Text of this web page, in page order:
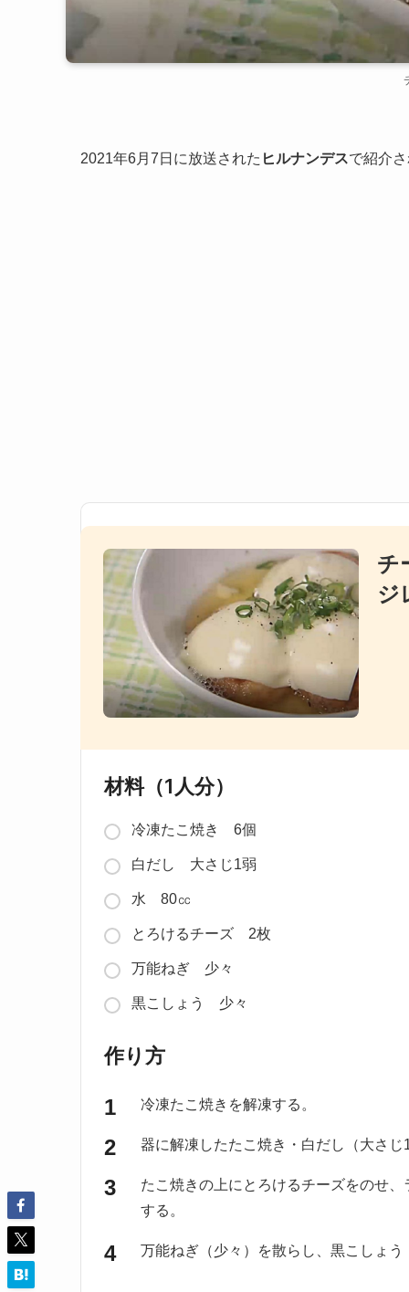
2021年6月7日に放送された ヒルナンデスで紹介
チ
ジ
材料（1人分）
冷凍たこ焼き 6個
白だし 大さじ1弱
水 80㏄
とろけるチーズ 2枚
万能ねぎ 少々
黒こしょう 少々
作り方
冷凍たこ焼きを解凍する。
器に解凍したたこ焼き・白だし（大さ
たこ焼きの上にとろけるチーズをのせ
する。
万能ねぎ（少々）を散らし、黒こしょ